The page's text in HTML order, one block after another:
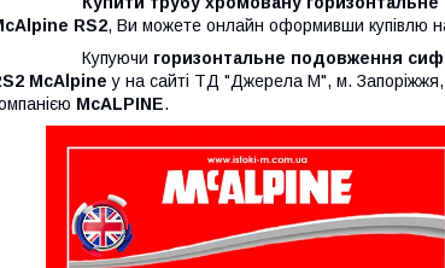
RS2, Ви можете онлайн оформивши купівлю
горизонтальне подовження
McAlpine у на сайті ТД "Джерела М", м. Запоріжжя,
McALPINE.